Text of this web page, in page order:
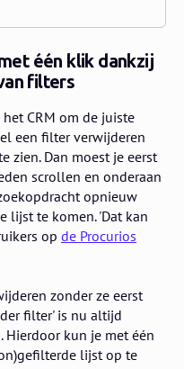
één klik dankzij
filters
CRM om de juiste
een filter verwijderen
zien. Dan moest je eerst
scrollen en onderaan
opnieuw
lijst te komen. 'Dat kan
op de Procurios
zonder ze eerst
filter' is nu altijd
Hierdoor kun je met één
lijst op te